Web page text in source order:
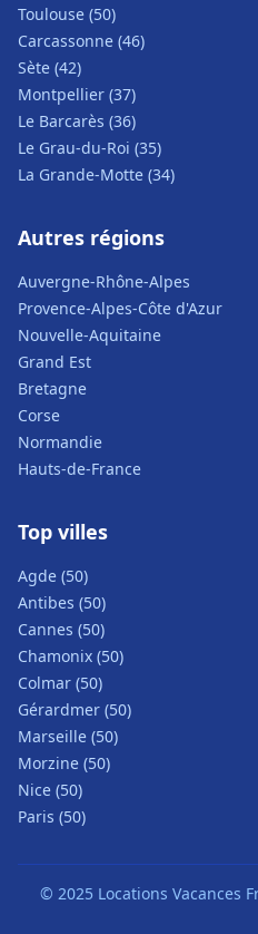
Toulouse (50)
Carcassonne (46)
Sète (42)
Montpellier (37)
Le Barcarès (36)
Le Grau-du-Roi (35)
La Grande-Motte (34)
Autres régions
Auvergne-Rhône-Alpes
Provence-Alpes-Côte d'Azur
Nouvelle-Aquitaine
Grand Est
Bretagne
Corse
Normandie
Hauts-de-France
Top villes
Agde (50)
Antibes (50)
Cannes (50)
Chamonix (50)
Colmar (50)
Gérardmer (50)
Marseille (50)
Morzine (50)
Nice (50)
Paris (50)
© 2025 Locations Vacances